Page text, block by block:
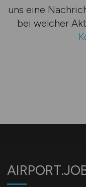
uns eine
bei welcher